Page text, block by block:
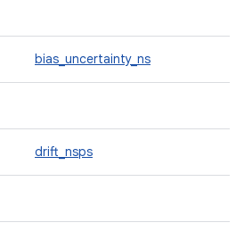
bias_uncertainty_ns
drift_nsps